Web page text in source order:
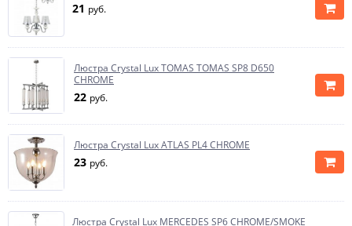
21 руб.
Люстра Crystal Lux TOMAS TOMAS SP8 D650
CHROME
22 руб.
Люстра Crystal Lux ATLAS PL4 CHROME
23 руб.
Люстра Crystal Lux MERCEDES SP6 CHROME/SMOKE